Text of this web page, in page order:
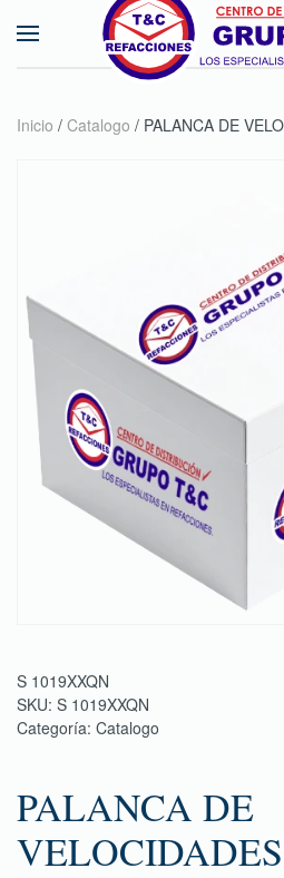
Skip to main content
Inicio / Catalogo / PALANCA DE
S 1019XXQN
SKU: S 1019XXQN
Categoría: Catalogo
PALANCA DE